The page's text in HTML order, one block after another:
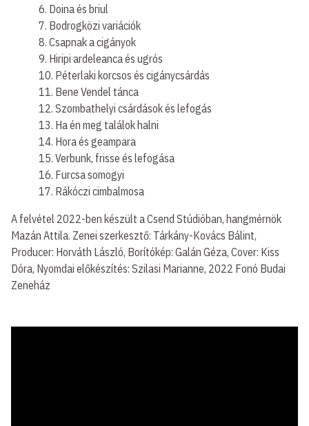
6. Doina és briul
7. Bodrogközi variációk
8. Csapnak a cigányok
9. Hiripi ardeleanca és ugrós
10. Péterlaki korcsos és cigánycsárdás
11. Bene Vendel tánca
12. Szombathelyi csárdások és lefogás
13. Ha én meg találok halni
14. Hora és geampara
15. Verbunk, frisse és lefogása
16. Furcsa somogyi
17. Rákóczi cimbalmosa
A felvétel 2022-ben készült a Csend Stúdióban, hangmérnök
Mazán Attila. Zenei szerkesztő: Tárkány-Kovács Bálint,
Producer: Horváth László, Borítókép: Galán Géza, Cover: Kiss
Dóra, Nyomdai előkészítés: Szilasi Marianne, 2022 Fonó Budai
Zeneház